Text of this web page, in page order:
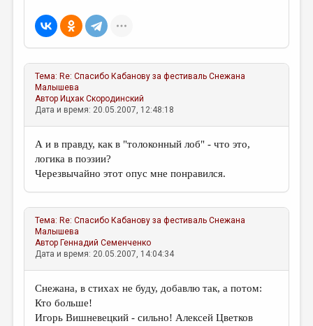
ПУБЛИЦИСТИКА
РЕЦЕНЗИРОВАНИЕ
ЦИКЛЫ ПУБЛИКАЦИЙ
ТРЕДИАКОВСКИЙ
МЕДИА
ВКОНТАКТЕ
Тема: Re: Спасибо Кабанову за фестиваль Снежана
Малышева
Автор Ицхак Скородинский
Дата и время: 20.05.2007, 12:48:18
А и в правду, как в "толоконный лоб" - что это,
логика в поэзии?
Черезвычайно этот опус мне понравился.
Тема: Re: Спасибо Кабанову за фестиваль Снежана
Малышева
Автор Геннадий Семенченко
Дата и время: 20.05.2007, 14:04:34
Снежана, в стихах не буду, добавлю так, а потом:
Кто больше!
Игорь Вишневецкий - сильно! Алексей Цветков